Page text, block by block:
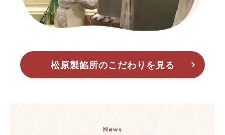
松原製餡所のこだわりを見る
News